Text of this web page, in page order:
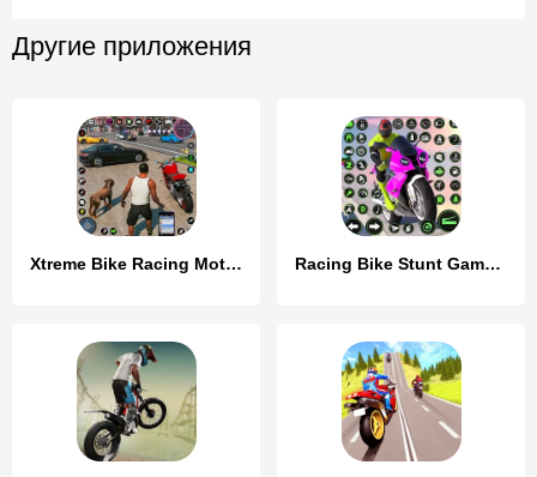
Другие приложения
Xtreme Bike Racing Motor Tour Racing Bike Stunt Games Master